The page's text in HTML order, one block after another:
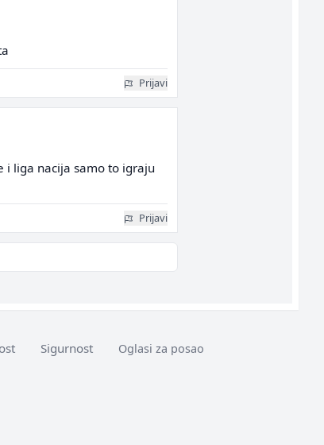
Prijavi
i liga nacija samo to igraju
Prijavi
Sigurnost Oglasi za posao